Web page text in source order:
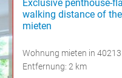
Exclusive penthouse-
walking distance of
mieten
Wohnung mieten in
Entfernung: 2 km